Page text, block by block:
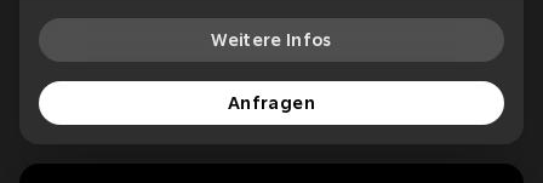
Weitere Infos
Anfragen